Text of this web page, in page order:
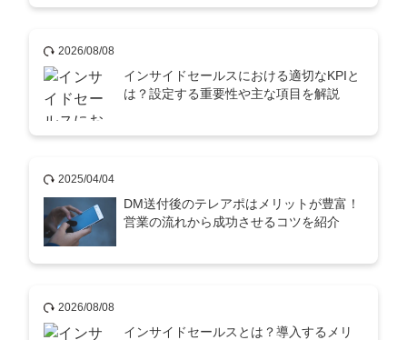
2026/08/08
インサイドセールスにおける適切なKPIと
は？設定する重要性や主な項目を解説
2025/04/04
DM送付後のテレアポはメリットが豊富！
営業の流れから成功させるコツを紹介
2026/08/08
インサイドセールスとは？導入するメリ